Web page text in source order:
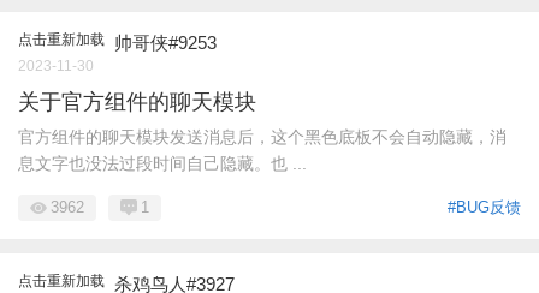
点击重新加载 帅哥侠#9253
2023-11-30
关于官方组件的聊天模块
官方组件的聊天模块发送消息后，这个黑色底板不会自动隐藏，消
息文字也没法过段时间自己隐藏。也 ...
#BUG反馈
3962 1
点击重新加载 杀鸡鸟人#3927